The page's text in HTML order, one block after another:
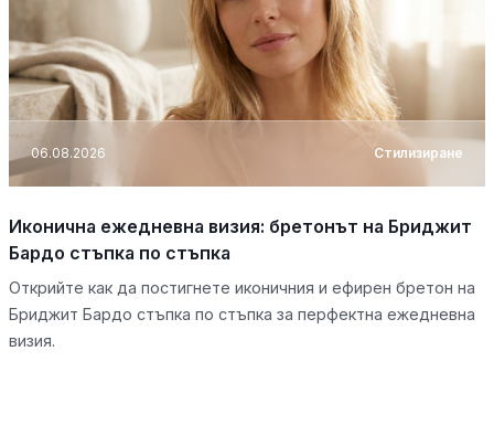
06.08.2026 Стилизиране
Иконична ежедневна визия: бретонът на Бриджит
Бардо стъпка по стъпка
Открийте как да постигнете иконичния и ефирен бретон на
Бриджит Бардо стъпка по стъпка за перфектна ежедневна
визия.